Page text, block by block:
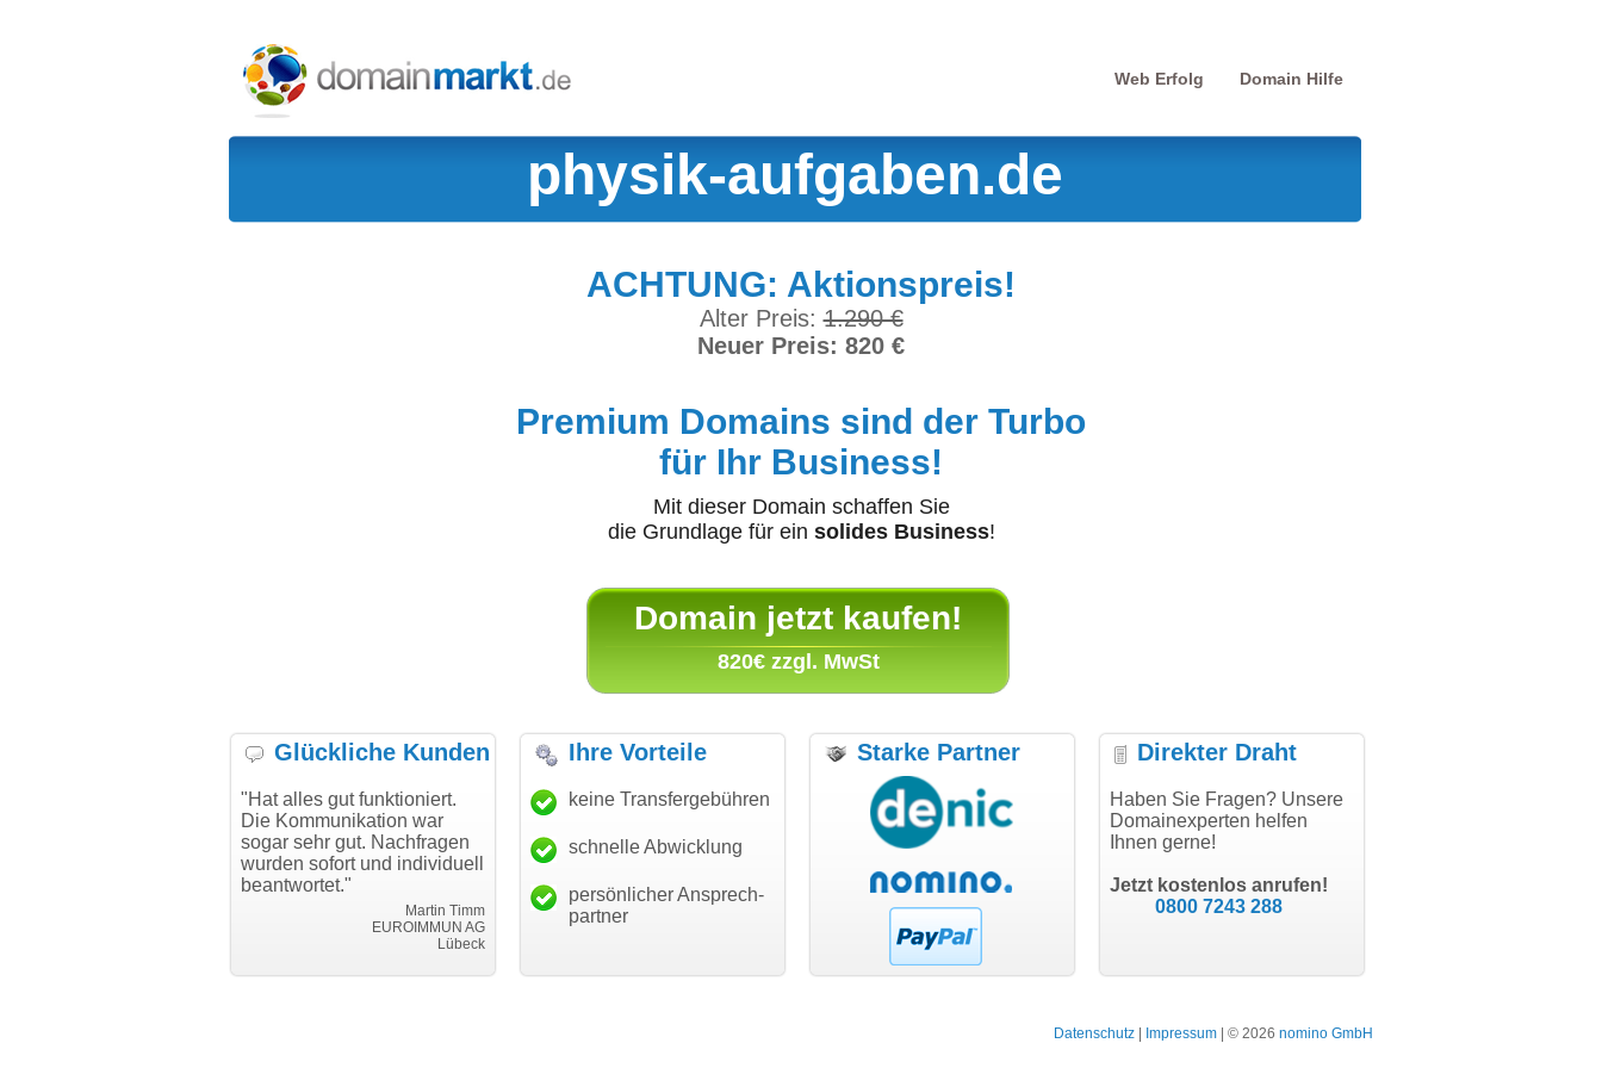
Web Erfolg Domain Hilfe
physik-aufgaben.de
ACHTUNG: Aktionspreis!
Alter Preis:1.290 €
Neuer Preis: 820 €
Premium Domains sind der Turbo
für Ihr Business!
Mit dieser Domain schaffen Sie
die Grundlage für ein solides Business!
Domain jetzt kaufen!
820€ zzgl. MwSt
Glückliche Kunden
"Hat alles gut funktioniert.
Die Kommunikation war
sogar sehr gut. Nachfragen
wurden sofort und individuell
beantwortet."
Martin Timm
EUROIMMUN AG
Lübeck
"Danke für den schnellen
Transfer und guten Service!"
Thomas Schäfer
i can eckert communication GmbH
"Ich bin dankbar, meine
Wunschdomain gefunden zu
haben. Die Domain passt für
hundertprozentig."
Janina Köck
Leben im Einklang
leben-im-einklang.de
"Super Abwicklung, vielen
modern software GbR
Landau an der Isar
"Vielen Dank für den
Ihre Vorteile
keine Transfergebühren
schnelle Abwicklung
persönlicher Ansprech-
partner
Starke Partner Direkter Draht
Haben Sie Fragen? Unsere
Domainexperten helfen
Ihnen gerne!
Jetzt kostenlos anrufen!
0800 7243 288
Datenschutz Impressum | © 2026 nomino GmbH